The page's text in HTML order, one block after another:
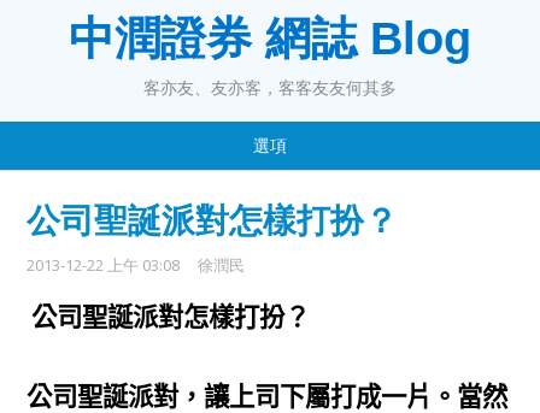
中潤證券 網誌 Blog
客亦友、友亦客，客客友友何其多
選項
公司聖誕派對怎樣打扮？
2013-12-22 上午 03:08 徐潤民
公司聖誕派對怎樣打扮？
公司聖誕派對，讓上司下屬打成一片。當然